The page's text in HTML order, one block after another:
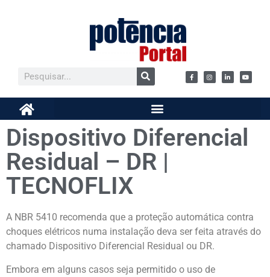
Dispositivo Diferencial
Residual – DR |
TECNOFLIX
A NBR 5410 recomenda que a proteção automática contra
choques elétricos numa instalação deva ser feita através do
chamado Dispositivo Diferencial Residual ou DR.
Embora em alguns casos seja permitido o uso de